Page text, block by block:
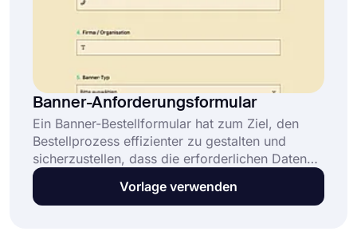
Banner-Anforderungsformular
Ein Banner-Bestellformular hat zum Ziel, den
Bestellprozess effizienter zu gestalten und
sicherzustellen, dass die erforderlichen Daten
klar und übersichtlich erfasst werden. Beginnen
Sie noch heute mit dieser kostenlosen Vorlage
Vorlage verwenden